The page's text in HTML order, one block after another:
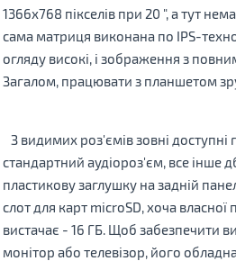
1366х768 пікселів при 20 ", а тут
сама матриця виконана по IPS-
огляду високі, і зображення з
Загалом, працювати з планшетом
З видимих ​​роз'ємів зовні доступні
стандартний аудіороз'єм, все інше
пластикову заглушку на задній
слот для карт microSD, хоча власної
вистачає - 16 ГБ. Щоб забезпечити
монітор або телевізор, його